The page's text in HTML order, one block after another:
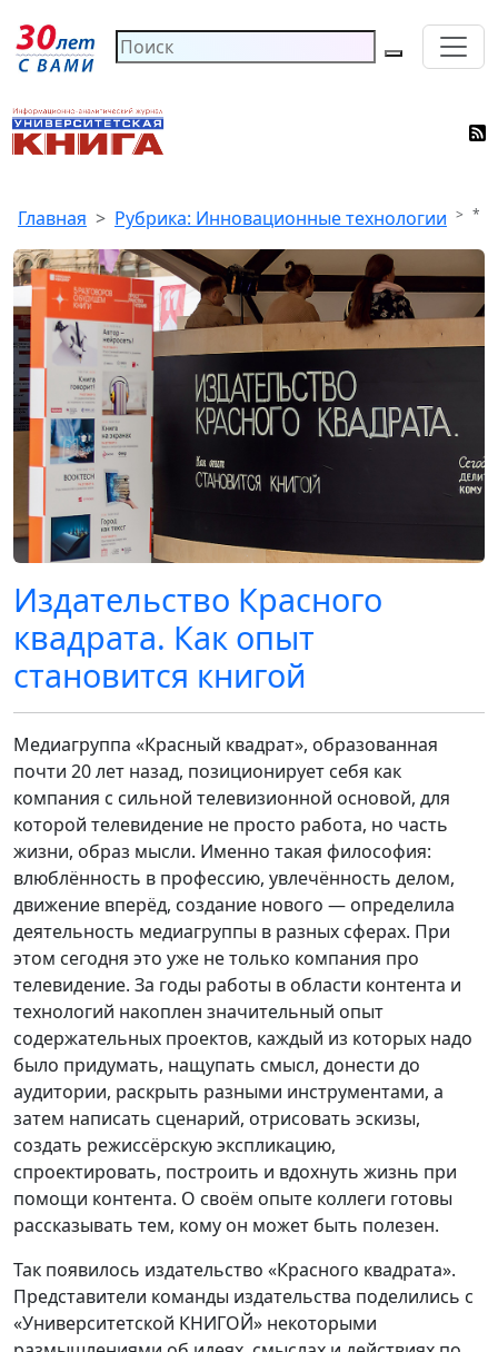
Главная Рубрика: Инновационные технологии *
Издательство Красного
квадрата. Как опыт
становится книгой
Медиагруппа «Красный квадрат», образованная
почти 20 лет назад, позиционирует себя как
компания с сильной телевизионной основой, для
которой телевидение не просто работа, но часть
жизни, образ мысли. Именно такая философия:
влюблённость в профессию, увлечённость делом,
движение вперёд, создание нового — определила
деятельность медиагруппы в разных сферах. При
этом сегодня это уже не только компания про
телевидение. За годы работы в области контента и
технологий накоплен значительный опыт
содержательных проектов, каждый из которых надо
было придумать, нащупать смысл, донести до
аудитории, раскрыть разными инструментами, а
затем написать сценарий, отрисовать эскизы,
создать режиссёрскую экспликацию,
спроектировать, построить и вдохнуть жизнь при
помощи контента. О своём опыте коллеги готовы
рассказывать тем, кому он может быть полезен.
Так появилось издательство «Красного квадрата».
Представители команды издательства поделились с
«Университетской КНИГОЙ» некоторыми